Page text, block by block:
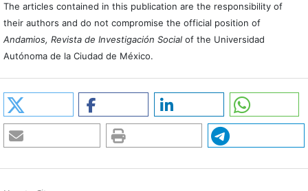
The articles contained in this publication are the responsibility of
their authors and do not compromise the official position of
Andamios, Revista de Investigación Social of the Universidad
Autónoma de la Ciudad de México.